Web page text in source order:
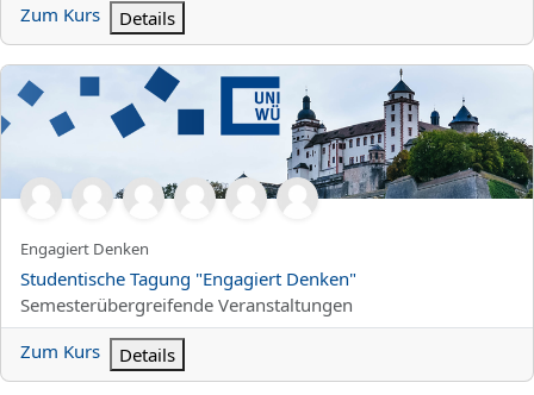
Zum Kurs
Details
Studentische Tagung "Engagiert Denken"
Kurzer Kursname
Engagiert Denken
Kursname
Studentische Tagung "Engagiert Denken"
Kursbereich
Semesterübergreifende Veranstaltungen
Zum Kurs
Details